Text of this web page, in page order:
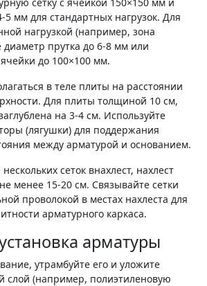
5 мм для стандартных нагрузок. Для
нагрузкой (например, зона
диаметр прутка до 6-8 мм или
до 100×100 мм.
в теле плиты на расстоянии
Для плиты толщиной 10 см,
на 3-4 см. Используйте
(лягушки) для поддержания
между арматурой и основанием.
сеток внахлест, нахлест
менее 15-20 см. Связывайте сетки
проволокой в местах нахлеста для
арматурного каркаса.
арматуры
утрамбуйте его и уложите
слой (например, полиэтиленовую